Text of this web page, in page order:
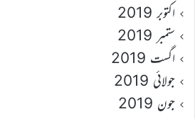
اکتوبر 2019
ستمبر 2019
اگست 2019
جولائی 2019
جون 2019